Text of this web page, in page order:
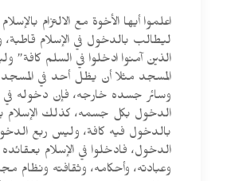
اعلموا أيها الأخوة مع الالتزام
ليطالب بالدخول في الإسلام قاطبة،
الذين آمنوا ادخلوا في السلم
المسجد مثلا أن يظل أحد في
وسائر جسده خارجه، فإن دخوله في
الدخول بكل جسمه، كذلك الإسلام
بالدخول فيه كافة، وليس ربع
الدخول، فادخلوا في الإسلام بعقائده
وعبادته، وأحكامه، وثقافته ونظام